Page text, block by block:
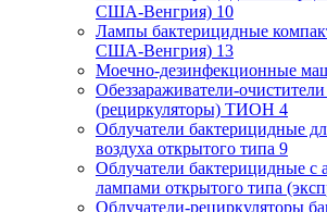
США-Венгрия) 10
Лампы бактерицидные
США-Венгрия) 13
Моечно-дезинфекционные
Обеззараживатели-очистители
(рециркуляторы) ТИОН 4
Облучатели бактерицидные
воздуха открытого типа 9
Облучатели бактерицидные с
лампами открытого типа
Облучатели-рециркуляторы